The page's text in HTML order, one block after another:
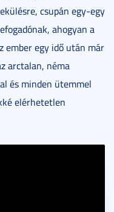
csupán egy-egy
ahogyan a
ember egy idő után már
arctalan, néma
és minden ütemmel
elérhetetlen